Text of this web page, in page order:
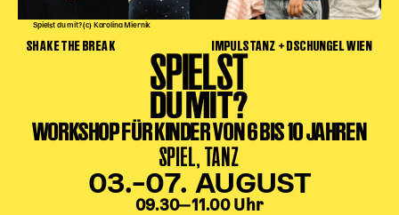
Spielst du mit? (c) Karolina Miernik
SHAKE THE BREAK IMPULSTANZ + DSCHUNGEL WIEN
SPIELST
DU MIT?
WORKSHOP FÜR KINDER VON 6 BIS 10 JAHREN
SPIEL, TANZ
03.–07. AUGUST
09.30‒11.00 Uhr